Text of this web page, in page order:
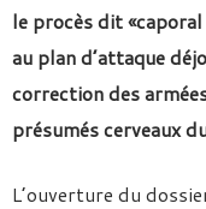
le procès dit
au plan d’attaque
correction des
présumés cerveaux
L’ouverture du